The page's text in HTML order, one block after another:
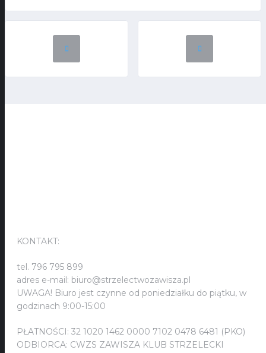
KONTAKT:
tel. 796 795 899
adres e-mail: biuro@strzelectwozawisza.pl
UWAGA! Biuro jest czynne od poniedziałku do piątku, w
godzinach 9:00-15:00
PŁATNOŚCI: 32 1020 1462 0000 7102 0478 6481 (PKO)
ODBIORCA: CWZS ZAWISZA KLUB STRZELECKI